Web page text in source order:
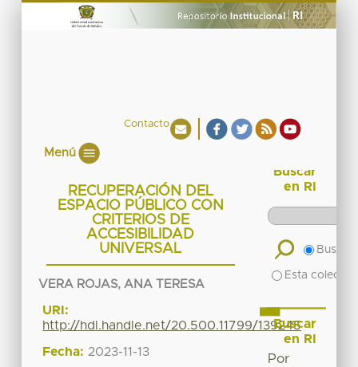
Contacto
Menú
RECUPERACIÓN DEL
ESPACIO PÚBLICO CON
CRITERIOS DE
ACCESIBILIDAD
UNIVERSAL
VERA ROJAS, ANA TERESA
URI:
http://hdl.handle.net/20.500.11799/139245
Fecha: 2023-11-13
Buscar
en RI
Buscar
Esta
Buscar
en RI
Por